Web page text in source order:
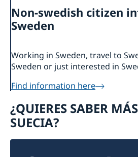
Non-swedish citizen
Sweden
Working in Sweden, travel to
Sweden or just interested in
Find information here
¿QUIERES SABER
SUECIA?